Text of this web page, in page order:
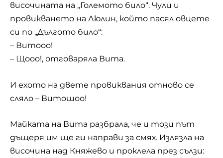
височината на „Големото било“. Чули и
провикването на Люлин, който пасял овцете
си по „Дългото било“:
– Витооо!
– Щооо!, отговаряла Вита.
И ехото на двете провиквания отново се
сляло – Витошоо!
Майката на Вита разбрала, че и този път
дъщеря им ще ги направи за смях. Излязла на
височина над Княжево и проклела през сълзи: